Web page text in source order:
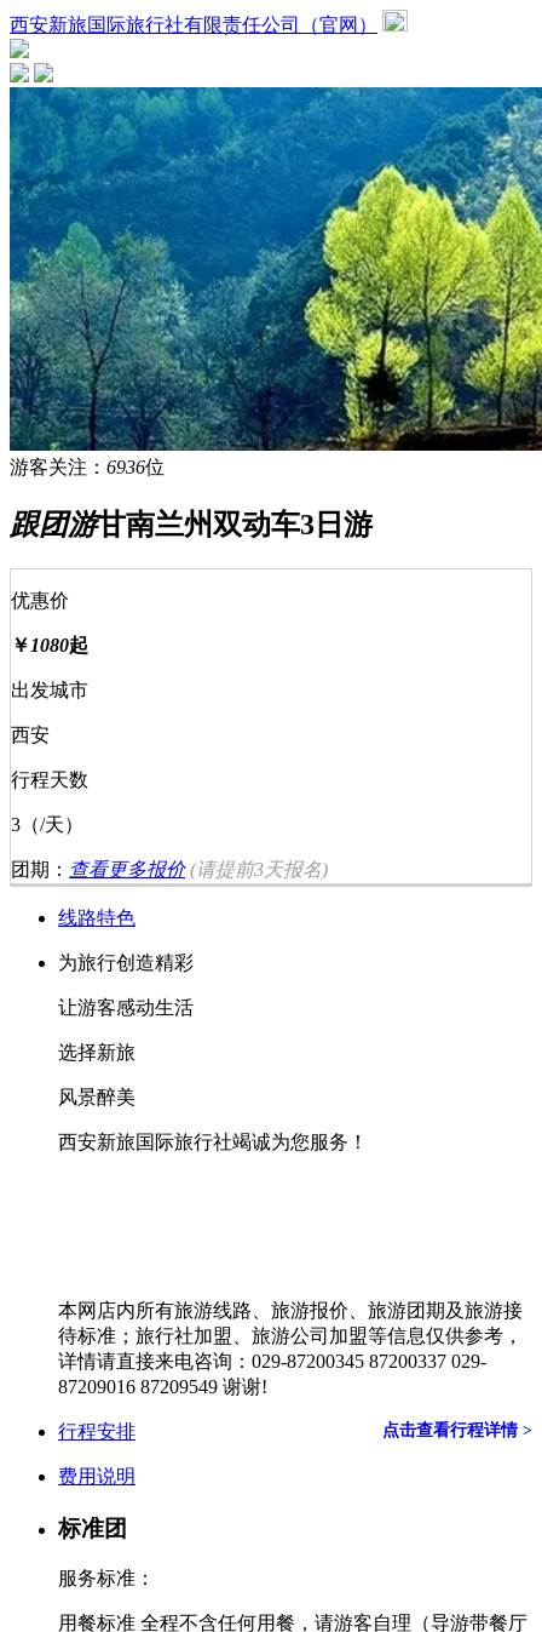
西安新旅国际旅行社有限责任公司（官网）
游客关注： 6936位
跟团游甘南兰州双动车3日游
优惠价
￥ 1080起
出发城市
西安
行程天数
3（/天）
团期： 查看更多报价 (请提前3天报名)
线路特色
为旅行创造精彩
让游客感动生活
选择新旅
风景醉美
西安新旅国际旅行社竭诚为您服务！
本网店内所有旅游线路、旅游报价、旅游团期及旅游接
待标准；旅行社加盟、旅游公司加盟等信息仅供参考，
详情请直接来电咨询：029-87200345 87200337 029-
87209016 87209549 谢谢!
行程安排 点击查看行程详情 >
费用说明
标准团
服务标准：
用餐标准 全程不含任何用餐，请游客自理（导游带餐厅